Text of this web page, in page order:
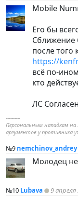
Mobile
Его бы
Сближение
после того
https://
всё по-
кто
ЛС
----------
Персональным нападкам на
аргументов у противника
№9 nemchinov_andrey
Молодец
№10 Lubava 9 апреля